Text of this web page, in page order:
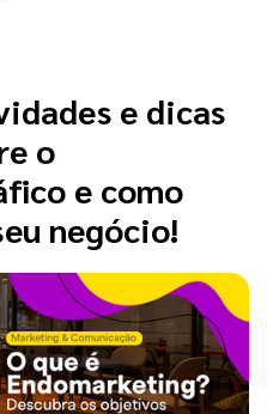
e dicas
o
e como
negócio!